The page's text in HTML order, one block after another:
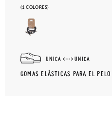
(1 COLORES)
UNICA UNICA
GOMAS ELÁSTICAS PARA EL PELO